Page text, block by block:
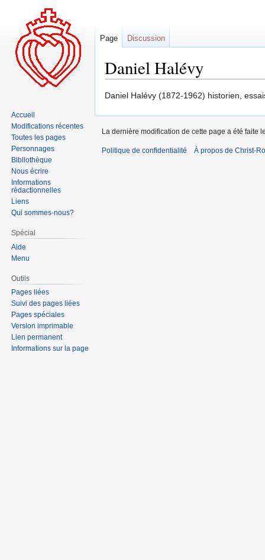
Daniel Halévy
Aller
navigation
Aller
recherche
Daniel Halévy (1872-1962) historien,
Page Discussion
Accueil
Modifications récentes
Toutes les pages
Personnages
Bibliothèque
Nous écrire
Informations
rédactionnelles
Liens
Qui sommes-nous?
Spécial
Aide
Menu
Outils
Pages liées
Suivi des pages liées
Pages spéciales
Version imprimable
Lien permanent
Informations sur la page
La dernière modification de cette page a été faite
Politique de confidentialité À propos de Christ-